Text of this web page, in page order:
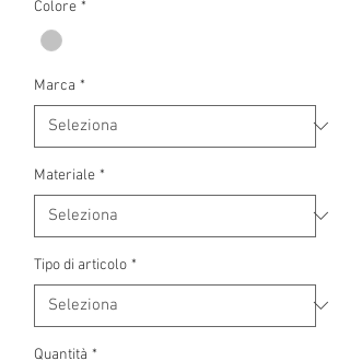
Colore *
Marca *
Materiale *
Tipo di articolo *
Quantità *